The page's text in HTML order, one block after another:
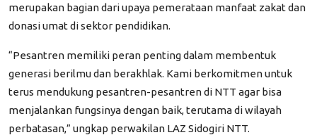
merupakan bagian dari upaya pemerataan manfaat zakat dan
donasi umat di sektor pendidikan.
“Pesantren memiliki peran penting dalam membentuk
generasi berilmu dan berakhlak. Kami berkomitmen untuk
terus mendukung pesantren-pesantren di NTT agar bisa
menjalankan fungsinya dengan baik, terutama di wilayah
perbatasan,” ungkap perwakilan LAZ Sidogiri NTT.